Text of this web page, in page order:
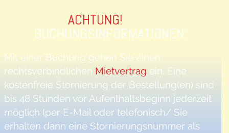
ACHTUNG!
BUCHUNGSINFORMATIONEN:
Mit einer Buchung gehen Sie einen
rechtsverbindlichen Mietvertrag ein. Eine
kostenfreie Stornierung der Bestellung(en) sind
bis 48 Stunden vor Aufenthaltsbeginn jederzeit
möglich (per E-Mail oder telefonisch/ Sie
erhalten dann eine Stornierungsnummer als